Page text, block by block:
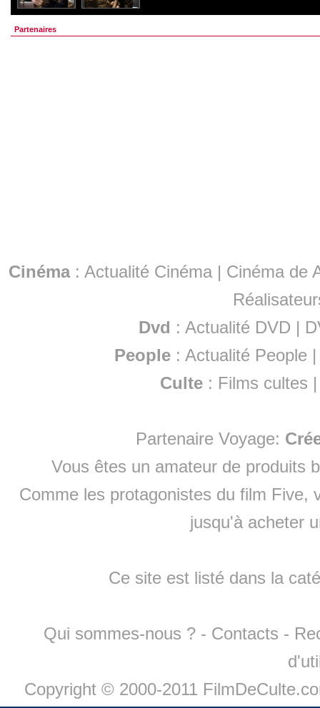
Partenaires
Cinéma: Actualité Cinéma | Cinéma de
Dvd : Actualité DVD |
People :Actualité People
Culte : Films cultes
Partenaire Voyage:
Vous êtes un amateur de produits
Comme les protagonistes du film Five,
jusqu'à acheter
Ce site est listé dans la
Qui sommes-nous ? - Contacts -
Copyright © 2000-2011